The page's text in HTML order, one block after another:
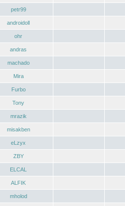
petr99
androidoll
ohr
andras
machado
Mira
Furbo
Tony
mrazik
misakben
eLzyx
ZBY
ELCAL
ALFIK
mholod